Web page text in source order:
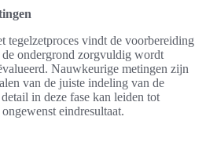
tegelzetproces vindt de voorbereiding
ondergrond zorgvuldig wordt
Nauwkeurige metingen zijn
van de juiste indeling van de
in deze fase kan leiden tot
eindresultaat.